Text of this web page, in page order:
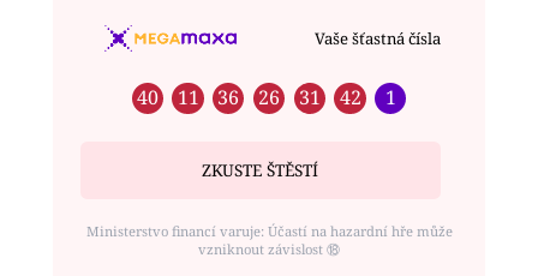
Vaše šťastná čísla
40 11 36 26 31 42 1
ZKUSTE ŠTĚSTÍ
Ministerstvo financí varuje: Účastí na hazardní hře může
vzniknout závislost ⑱